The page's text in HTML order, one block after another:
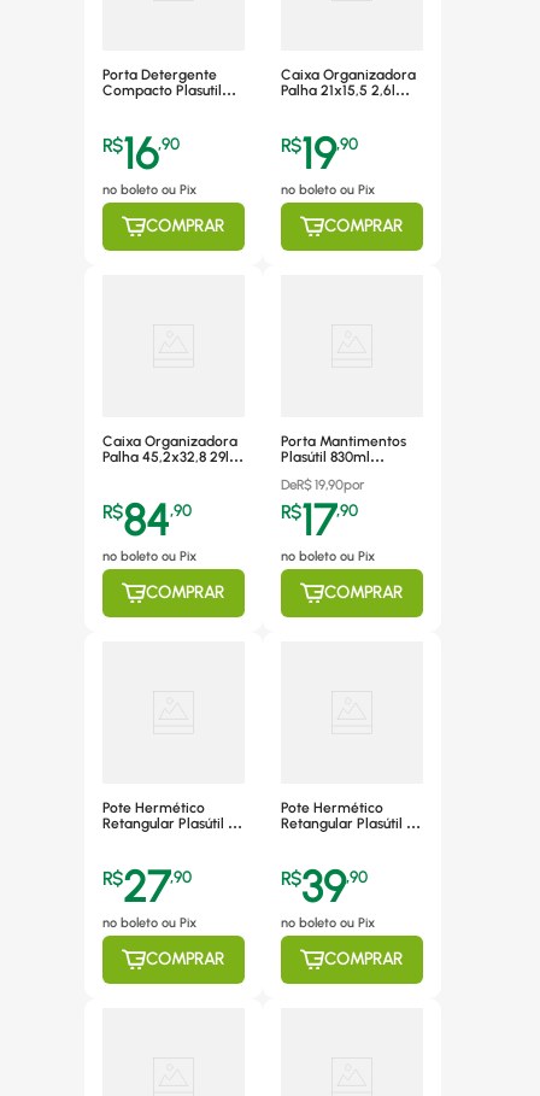
Porta Detergente
Compacto Plasutil
R$16,90
no boleto ou Pix
COMPRAR
Caixa Organizadora
Palha 21x15,5 2,6l
R$19,90
no boleto ou Pix
COMPRAR
Caixa Organizadora
Palha 45,2x32,8 29l
R$84,90
no boleto ou Pix
COMPRAR
Porta Mantimentos
Plasútil 830ml
DeR$19,90por
R$17,90
no boleto ou Pix
COMPRAR
Pote Hermético
Retangular Plasútil 1l,
R$27,90
no boleto ou Pix
COMPRAR
Pote Hermético
Retangular Plasútil 4L
R$39,90
no boleto ou Pix
COMPRAR